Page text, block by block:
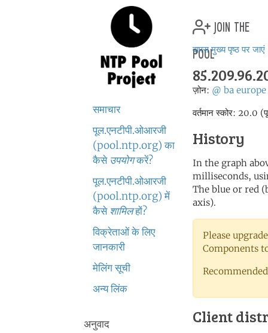
समाचार
पूल.एनटीपी.ओआरजी
(pool.ntp.org) का
कैसे उपयोगकरें?
पूल.एनटीपी.ओआरजी
(pool.ntp.org) में
कैसे शामिलहों?
विक्रेताओं के लिए
जानकारी
मेलिंग सूची
अन्य लिंक
अनुवाद
join the
pool
वापस मुख्य पृष्ठ पर जाएं
ज़ोन: @ ba europe
वर्तमान स्कोर: 20.0
History
In the graph
milliseconds,
The blue or red
axis).
Please
Components
Client